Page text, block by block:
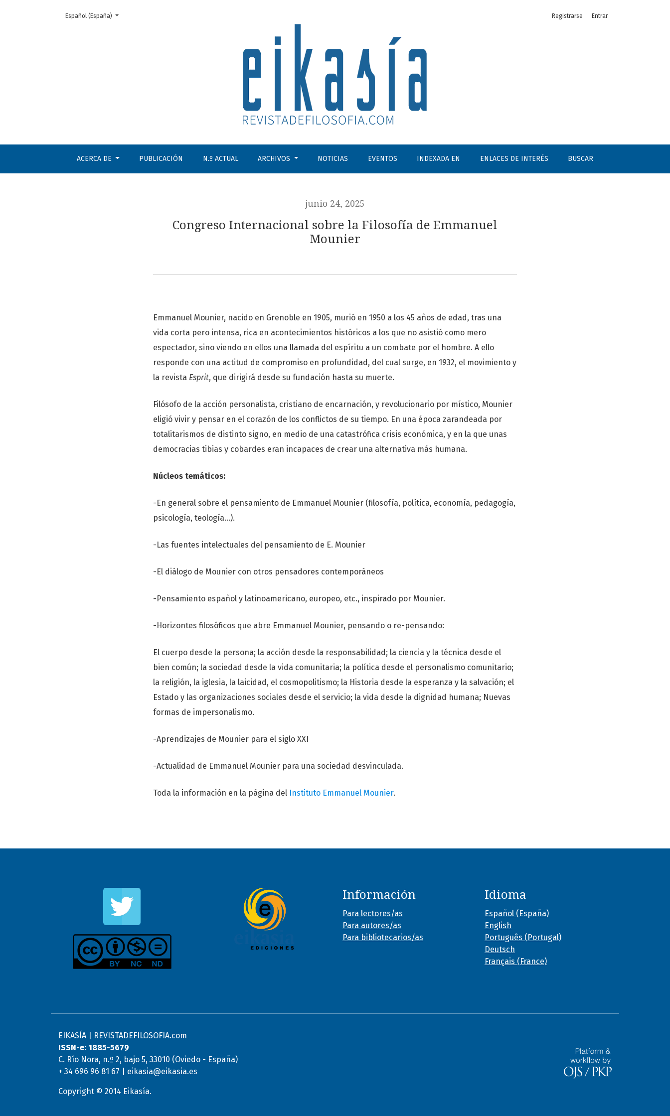
Congreso Internacional sobre la Filosofía de Emmanuel Mounier
Registrarse Entrar
Cambiar el idioma. El actual es:
Español (España)
ACERCA DE PUBLICACIÓN N.º ACTUAL ARCHIVOS NOTICIAS EVENTOS INDEXADA EN ENLACES DE INTERÉS BUSCAR
junio 24, 2025
Congreso Internacional sobre la Filosofía de Emmanuel
Mounier
Emmanuel Mounier, nacido en Grenoble en 1905, murió en 1950 a los 45 años de edad, tras una
vida corta pero intensa, rica en acontecimientos históricos a los que no asistió como mero
espectador, sino viendo en ellos una llamada del espíritu a un combate por el hombre. A ello
responde con una actitud de compromiso en profundidad, del cual surge, en 1932, el movimiento y
la revista Esprit, que dirigirá desde su fundación hasta su muerte.
Filósofo de la acción personalista, cristiano de encarnación, y revolucionario por místico, Mounier
eligió vivir y pensar en el corazón de los conflictos de su tiempo. En una época zarandeada por
totalitarismos de distinto signo, en medio de una catastrófica crisis económica, y en la que unas
democracias tibias y cobardes eran incapaces de crear una alternativa más humana.
Núcleos temáticos:
-En general sobre el pensamiento de Emmanuel Mounier (filosofía, política, economía, pedagogía,
psicología, teología…).
-Las fuentes intelectuales del pensamiento de E. Mounier
-El diálogo de Mounier con otros pensadores contemporáneos
-Pensamiento español y latinoamericano, europeo, etc., inspirado por Mounier.
-Horizontes filosóficos que abre Emmanuel Mounier, pensando o re-pensando:
El cuerpo desde la persona; la acción desde la responsabilidad; la ciencia y la técnica desde el
bien común; la sociedad desde la vida comunitaria; la política desde el personalismo comunitario;
la religión, la iglesia, la laicidad, el cosmopolitismo; la Historia desde la esperanza y la salvación; el
Estado y las organizaciones sociales desde el servicio; la vida desde la dignidad humana; Nuevas
formas de impersonalismo.
-Aprendizajes de Mounier para el siglo XXI
-Actualidad de Emmanuel Mounier para una sociedad desvinculada.
Toda la información en la página del Instituto Emmanuel Mounier.
Información
Para lectores/as
Para autores/as
Para bibliotecarios/as
Idioma
Español (España)
English
Português (Portugal)
Deutsch
Français (France)
EIKASÍA | REVISTADEFILOSOFIA.com
ISSN-e: 1885-5679
C. Río Nora, n.º 2, bajo 5, 33010 (Oviedo - España)
+ 34 696 96 81 67 | eikasia@eikasia.es
Copyright © 2014 Eikasía.